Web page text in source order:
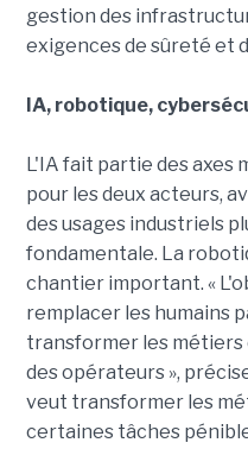
gestion des
exigences de sûreté et
IA, robotique,
L'IA fait partie des axes
pour les deux acteurs,
des usages industriels
fondamentale. La
chantier important. «
remplacer les humains
transformer les
des opérateurs »,
veut transformer les
certaines tâches